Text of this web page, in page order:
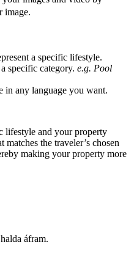
image.
a specific lifestyle.
specific category. e.g. Pool
in any language you want.
lifestyle and your property
the traveler’s chosen
making your property more
áfram.